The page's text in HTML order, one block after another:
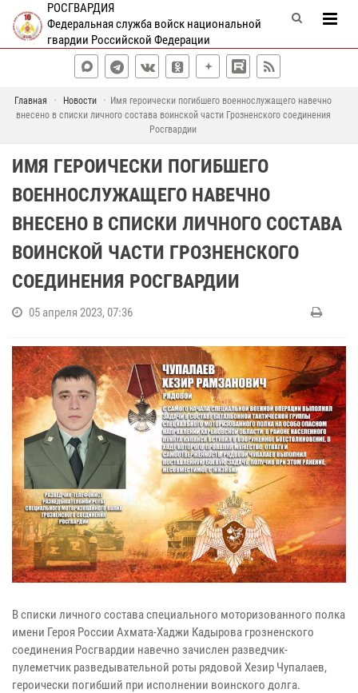
РОСГВАРДИЯ
Федеральная служба войск национальной
гвардии Российской Федерации
Главная Новости
Имя героически погибшего военнослужащего навечно
внесено в списки личного состава воинской части Грозненского соединения
Росгвардии
ИМЯ ГЕРОИЧЕСКИ ПОГИБШЕГО
ВОЕННОСЛУЖАЩЕГО НАВЕЧНО
ВНЕСЕНО В СПИСКИ ЛИЧНОГО СОСТАВА
ВОИНСКОЙ ЧАСТИ ГРОЗНЕНСКОГО
СОЕДИНЕНИЯ РОСГВАРДИИ
05 апреля 2023, 07:36
В списки личного состава специального моторизованного полка
имени Героя России Ахмата-Хаджи Кадырова грозненского
соединения Росгвардии навечно зачислен разведчик-
пулеметчик разведывательной роты рядовой Хезир Чупалаев,
героически погибший при исполнении воинского долга.